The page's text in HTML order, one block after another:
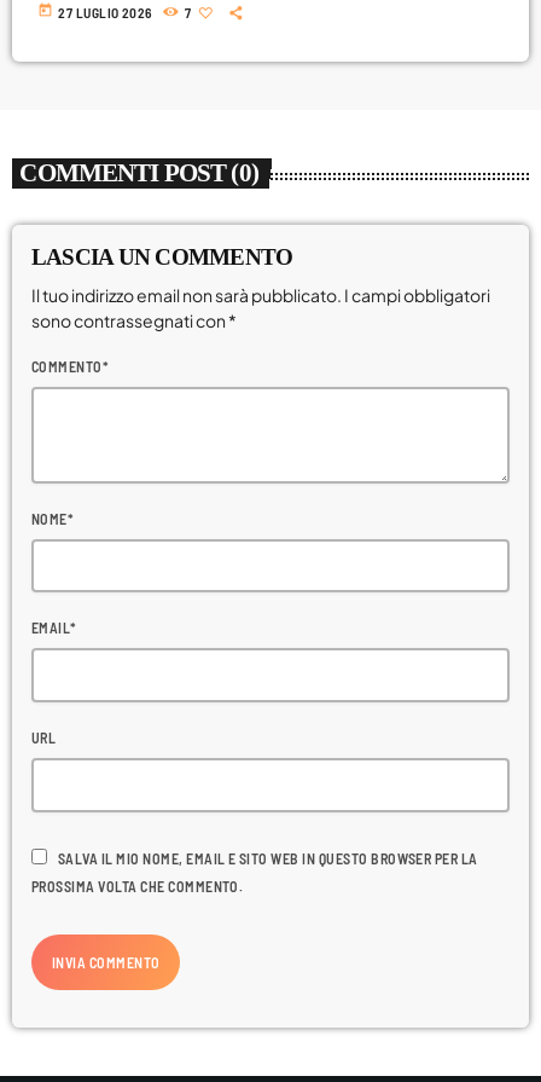
today 27 LUGLIO 2026 7
COMMENTI POST (0)
LASCIA UN COMMENTO
Il tuo indirizzo email non sarà pubblicato. I campi obbligatori
sono contrassegnati con *
COMMENTO*
NOME*
EMAIL*
URL
SALVA IL MIO NOME, EMAIL E SITO WEB IN QUESTO BROWSER PER LA
PROSSIMA VOLTA CHE COMMENTO.